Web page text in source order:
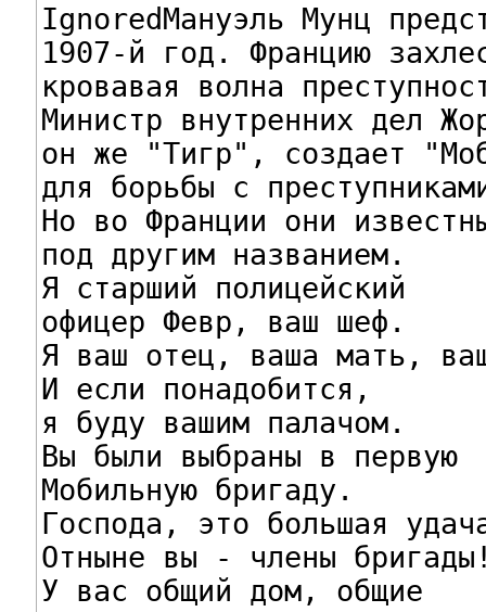
IgnoredМануэль Мунц
1907-й год. Францию
кровавая волна
Министр внутренних дел
он же "Тигр", создает
для борьбы с
Но во Франции они
под другим названием.
Я старший полицейский
офицер Февр, ваш шеф.
Я ваш отец, ваша мать,
И если понадобится,
я буду вашим палачом.
Вы были выбраны в первую
Мобильную бригаду.
Господа, это большая
Отныне вы - члены
У вас общий дом, общие